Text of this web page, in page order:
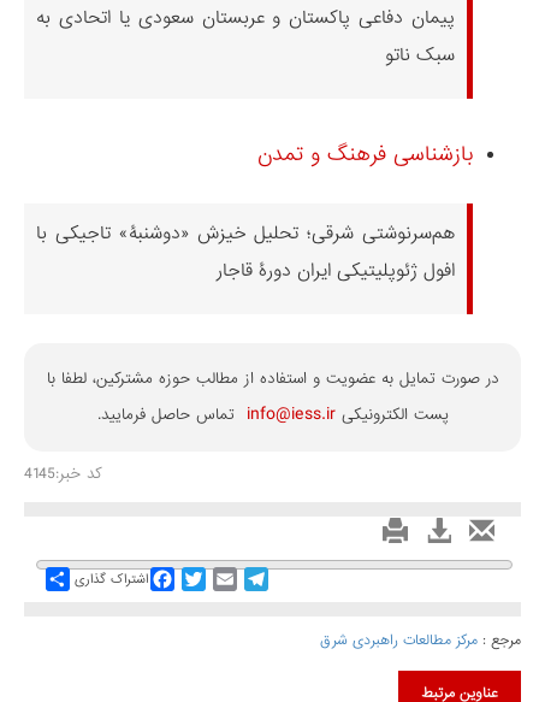
پیمان دفاعی پاکستان و عربستان سعودی یا اتحادی به
سبک ناتو
بازشناسی فرهنگ و تمدن
هم‌سرنوشتی شرقی؛ تحلیل خیزش «دوشنبۀ» تاجیکی با
افول ژئوپلیتیکی ایران دورۀ قاجار
در صورت تمایل به عضویت و استفاده از مطالب حوزه مشترکین، لطفا با
پست الکترونیکیinfo@iess.ir تماس حاصل فرمایید.
کد خبر:4145
Share اشتراک گذاری
FacebookTwitterEmail
Telegram
مرجع : مرکز مطالعات راهبردی شرق
عناوین مرتبط